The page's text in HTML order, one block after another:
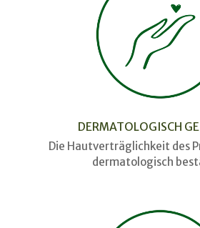
DERMATOLOGISCH
Die Hautverträglichkeit des
dermatologisch